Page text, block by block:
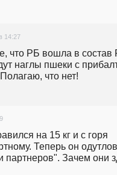
14:27
что РБ вошла в
наглы пшеки с
что нет!
на 15 кг и с горя
Теперь он
партнеров". Зачем они